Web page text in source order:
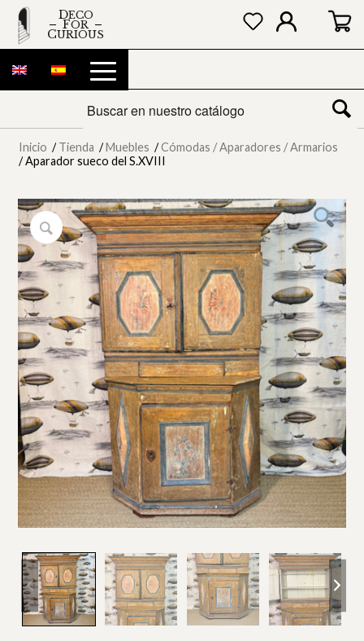
DECO
FOR
CURIOUS
Inicio / Tienda / Muebles / Cómodas / Aparadores / Armarios
/ Aparador sueco del S.XVIII